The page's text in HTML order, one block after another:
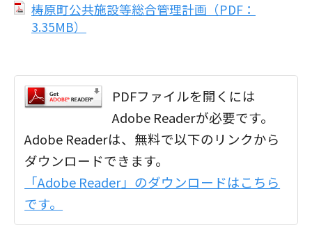
梼原町公共施設等総合管理計画（PDF：
3.35MB）
PDFファイルを開くには
Adobe Readerが必要です。
Adobe Readerは、無料で以下のリンクから
ダウンロードできます。
「Adobe Reader」のダウンロードはこちら
です。